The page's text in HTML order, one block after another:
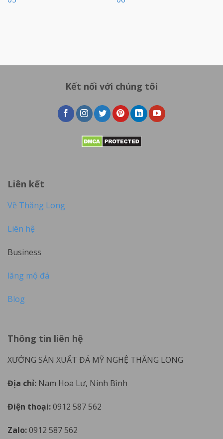
Kết nối với chúng tôi
Liên kết
Về Thăng Long
Liên hệ
Business
lăng mộ đá
Blog
Thông tin liên hệ
XƯỞNG SẢN XUẤT ĐÁ MỸ NGHỆ THĂNG LONG
Địa chỉ: Nam Hoa Lư, Ninh Bình
Điện thoại:0912 587 562
Zalo:0912 587 562